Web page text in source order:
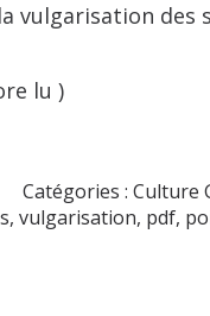
vulgarisation des
lu )
Catégories :Culture
, vulgarisation, pdf,